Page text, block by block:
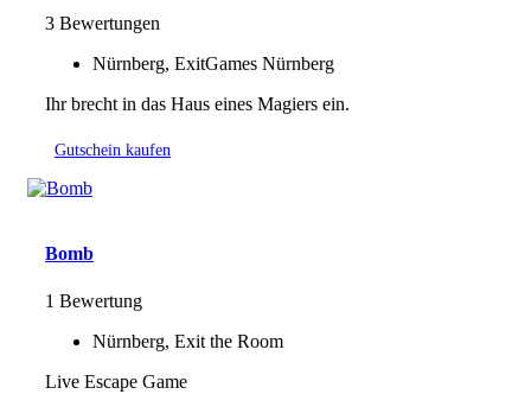
3 Bewertungen
Nürnberg, ExitGames Nürnberg
Ihr brecht in das Haus eines Magiers ein.
Gutschein kaufen
Bomb
1 Bewertung
Nürnberg, Exit the Room
Live Escape Game